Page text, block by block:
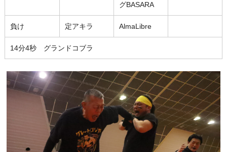
グBASARA
負け 定アキラ AlmaLibre
14分4秒 グランドコブラ